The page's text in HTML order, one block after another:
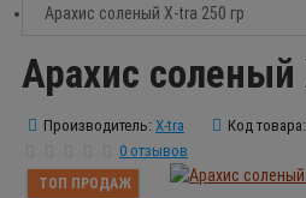
Арахис соленый X-tra 250 гр
Арахис соленый
Производитель: X-tra Код товара:
0 отзывов
ТОП ПРОДАЖ